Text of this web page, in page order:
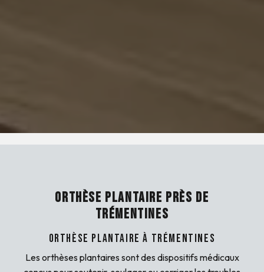
ORTHÈSE PLANTAIRE PRÈS DE
TRÉMENTINES
Orthèse Plantaire à Trémentines
Les orthèses plantaires sont des dispositifs médicaux